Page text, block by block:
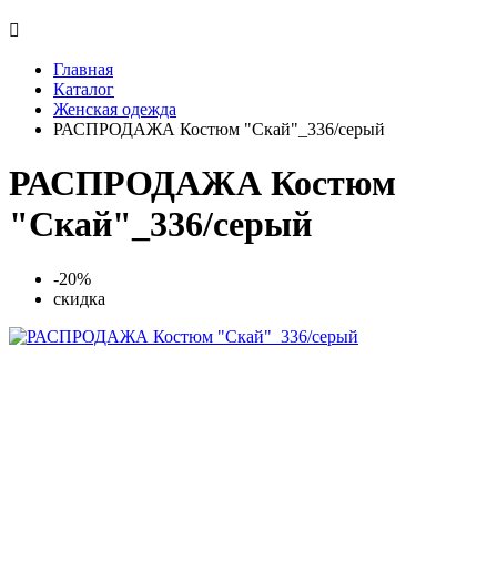

Главная
Каталог
Женская одежда
РАСПРОДАЖА Костюм "Скай"_336/серый
РАСПРОДАЖА Костюм
"Скай"_336/серый
-20%
скидка